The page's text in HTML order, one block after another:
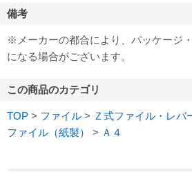
備考
※メーカーの都合により、パッケージ
になる場合がございます。
この商品のカテゴリ
TOP > ファイル > Ｚ式ファイル・レバ
ファイル（紙製）
> Ａ４